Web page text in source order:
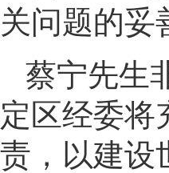
关问题的妥
蔡宁先生
定区经委将
责，以建设